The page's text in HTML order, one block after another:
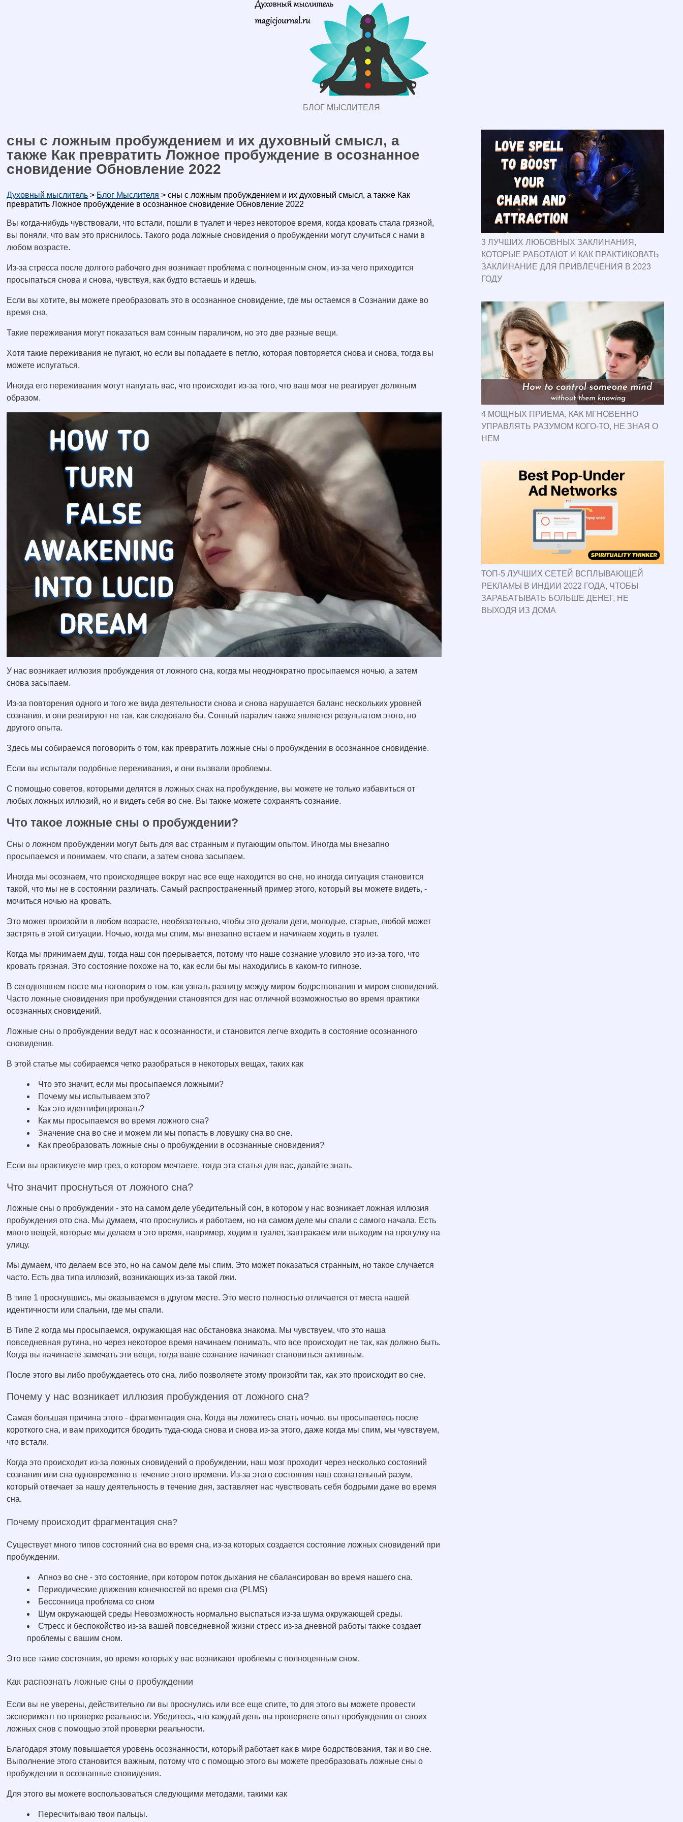
БЛОГ МЫСЛИТЕЛЯ
сны с ложным пробуждением и их духовный смысл, а
также Как превратить Ложное пробуждение в осознанное
сновидение Обновление 2022
Духовный мыслитель > Блог Мыслителя >сны с ложным пробуждением и их духовный смысл, а также Как
превратить Ложное пробуждение в осознанное сновидение Обновление 2022
Вы когда-нибудь чувствовали, что встали, пошли в туалет и через некоторое время, когда кровать стала грязной,
вы поняли, что вам это приснилось. Такого рода ложные сновидения о пробуждении могут случиться с нами в
любом возрасте.
Из-за стресса после долгого рабочего дня возникает проблема с полноценным сном, из-за чего приходится
просыпаться снова и снова, чувствуя, как будто встаешь и идешь.
Если вы хотите, вы можете преобразовать это в осознанное сновидение, где мы остаемся в Сознании даже во
время сна.
Такие переживания могут показаться вам сонным параличом, но это две разные вещи.
Хотя такие переживания не пугают, но если вы попадаете в петлю, которая повторяется снова и снова, тогда вы
можете испугаться.
Иногда его переживания могут напугать вас, что происходит из-за того, что ваш мозг не реагирует должным
образом.
У нас возникает иллюзия пробуждения от ложного сна, когда мы неоднократно просыпаемся ночью, а затем
снова засыпаем.
Из-за повторения одного и того же вида деятельности снова и снова нарушается баланс нескольких уровней
сознания, и они реагируют не так, как следовало бы. Сонный паралич также является результатом этого, но
другого опыта.
Здесь мы собираемся поговорить о том, как превратить ложные сны о пробуждении в осознанное сновидение.
Если вы испытали подобные переживания, и они вызвали проблемы.
С помощью советов, которыми делятся в ложных снах на пробуждение, вы можете не только избавиться от
любых ложных иллюзий, но и видеть себя во сне. Вы также можете сохранять сознание.
Что такое ложные сны о пробуждении?
Сны о ложном пробуждении могут быть для вас странным и пугающим опытом. Иногда мы внезапно
просыпаемся и понимаем, что спали, а затем снова засыпаем.
Иногда мы осознаем, что происходящее вокруг нас все еще находится во сне, но иногда ситуация становится
такой, что мы не в состоянии различать. Самый распространенный пример этого, который вы можете видеть, -
мочиться ночью на кровать.
Это может произойти в любом возрасте, необязательно, чтобы это делали дети, молодые, старые, любой может
застрять в этой ситуации. Ночью, когда мы спим, мы внезапно встаем и начинаем ходить в туалет.
Когда мы принимаем душ, тогда наш сон прерывается, потому что наше сознание уловило это из-за того, что
кровать грязная. Это состояние похоже на то, как если бы мы находились в каком-то гипнозе.
В сегодняшнем посте мы поговорим о том, как узнать разницу между миром бодрствования и миром сновидений.
Часто ложные сновидения при пробуждении становятся для нас отличной возможностью во время практики
осознанных сновидений.
Ложные сны о пробуждении ведут нас к осознанности, и становится легче входить в состояние осознанного
сновидения.
В этой статье мы собираемся четко разобраться в некоторых вещах, таких как
Что это значит, если мы просыпаемся ложными?
Почему мы испытываем это?
Как это идентифицировать?
Как мы просыпаемся во время ложного сна?
Значение сна во сне и можем ли мы попасть в ловушку сна во сне.
Как преобразовать ложные сны о пробуждении в осознанные сновидения?
Если вы практикуете мир грез, о котором мечтаете, тогда эта статья для вас, давайте знать.
Что значит проснуться от ложного сна?
Ложные сны о пробуждении - это на самом деле убедительный сон, в котором у нас возникает ложная иллюзия
пробуждения ото сна. Мы думаем, что проснулись и работаем, но на самом деле мы спали с самого начала. Есть
много вещей, которые мы делаем в это время, например, ходим в туалет, завтракаем или выходим на прогулку на
улицу.
Мы думаем, что делаем все это, но на самом деле мы спим. Это может показаться странным, но такое случается
часто. Есть два типа иллюзий, возникающих из-за такой лжи.
В типе 1 проснувшись, мы оказываемся в другом месте. Это место полностью отличается от места нашей
идентичности или спальни, где мы спали.
В Типе 2 когда мы просыпаемся, окружающая нас обстановка знакома. Мы чувствуем, что это наша
повседневная рутина, но через некоторое время начинаем понимать, что все происходит не так, как должно быть.
Когда вы начинаете замечать эти вещи, тогда ваше сознание начинает становиться активным.
После этого вы либо пробуждаетесь ото сна, либо позволяете этому произойти так, как это происходит во сне.
Почему у нас возникает иллюзия пробуждения от ложного сна?
Самая большая причина этого - фрагментация сна. Когда вы ложитесь спать ночью, вы просыпаетесь после
короткого сна, и вам приходится бродить туда-сюда снова и снова из-за этого, даже когда мы спим, мы чувствуем,
что встали.
Когда это происходит из-за ложных сновидений о пробуждении, наш мозг проходит через несколько состояний
сознания или сна одновременно в течение этого времени. Из-за этого состояния наш сознательный разум,
который отвечает за нашу деятельность в течение дня, заставляет нас чувствовать себя бодрыми даже во время
сна.
Почему происходит фрагментация сна?
Существует много типов состояний сна во время сна, из-за которых создается состояние ложных сновидений при
пробуждении.
Апноэ во сне - это состояние, при котором поток дыхания не сбалансирован во время нашего сна.
Периодические движения конечностей во время сна (PLMS)
Бессонница проблема со сном
Шум окружающей среды Невозможность нормально выспаться из-за шума окружающей среды.
Стресс и беспокойство из-за вашей повседневной жизни стресс из-за дневной работы также создает
проблемы с вашим сном.
Это все такие состояния, во время которых у вас возникают проблемы с полноценным сном.
Как распознать ложные сны о пробуждении
Если вы не уверены, действительно ли вы проснулись или все еще спите, то для этого вы можете провести
эксперимент по проверке реальности. Убедитесь, что каждый день вы проверяете опыт пробуждения от своих
ложных снов с помощью этой проверки реальности.
Благодаря этому повышается уровень осознанности, который работает как в мире бодрствования, так и во сне.
Выполнение этого становится важным, потому что с помощью этого вы можете преобразовать ложные сны о
пробуждении в осознанные сновидения.
Для этого вы можете воспользоваться следующими методами, такими как
Пересчитываю твои пальцы.
3 ЛУЧШИХ ЛЮБОВНЫХ ЗАКЛИНАНИЯ,
КОТОРЫЕ РАБОТАЮТ И КАК ПРАКТИКОВАТЬ
ЗАКЛИНАНИЕ ДЛЯ ПРИВЛЕЧЕНИЯ В 2023
ГОДУ
4 МОЩНЫХ ПРИЕМА, КАК МГНОВЕННО
УПРАВЛЯТЬ РАЗУМОМ КОГО-ТО, НЕ ЗНАЯ О
НЕМ
ТОП-5 ЛУЧШИХ СЕТЕЙ ВСПЛЫВАЮЩЕЙ
РЕКЛАМЫ В ИНДИИ 2022 ГОДА, ЧТОБЫ
ЗАРАБАТЫВАТЬ БОЛЬШЕ ДЕНЕГ, НЕ
ВЫХОДЯ ИЗ ДОМА